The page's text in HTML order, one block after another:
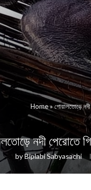
Home»গোয়ালতোড়ে
নদী পেরোতে
byBiplabi Sabyasachi